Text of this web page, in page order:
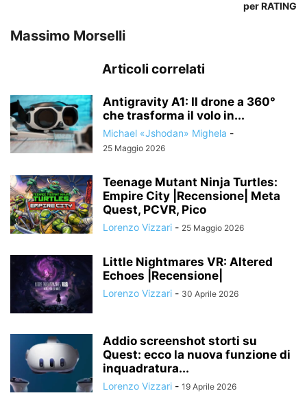
per RATING
Massimo Morselli
Articoli correlati
Antigravity A1: Il drone a 360°
che trasforma il volo in...
Michael «Jshodan» Mighela -
25 Maggio 2026
Teenage Mutant Ninja Turtles:
Empire City |Recensione| Meta
Quest, PCVR, Pico
Lorenzo Vizzari - 25 Maggio 2026
Little Nightmares VR: Altered
Echoes |Recensione|
Lorenzo Vizzari - 30 Aprile 2026
Addio screenshot storti su
Quest: ecco la nuova funzione di
inquadratura...
Lorenzo Vizzari - 19 Aprile 2026